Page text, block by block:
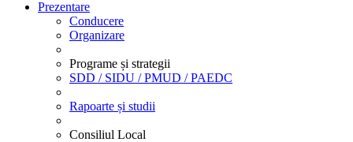
Prezentare
Conducere
Organizare
Programe și strategii
SDD / SIDU / PMUD / PAEDC
Rapoarte și studii
Consiliul Local